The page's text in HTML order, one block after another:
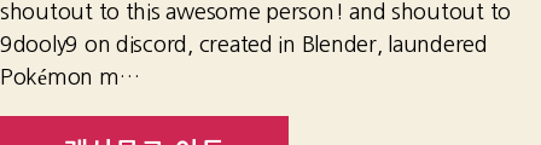
shoutout to this awesome person! and shoutout to
9dooly9 on discord, created in Blender, laundered
Pokémon m…